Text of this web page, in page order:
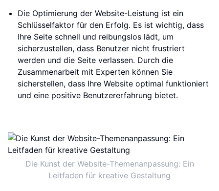
Die Optimierung der Website-Leistung ist ein
Schlüsselfaktor für den Erfolg. Es ist wichtig, dass
Ihre Seite schnell und reibungslos lädt, um
sicherzustellen, dass Benutzer nicht frustriert
werden und die Seite verlassen. Durch die
Zusammenarbeit mit Experten können Sie
sicherstellen, dass Ihre Website optimal funktioniert
und eine positive Benutzererfahrung bietet.
Die Kunst der Website-Themenanpassung: Ein
Leitfaden für kreative Gestaltung